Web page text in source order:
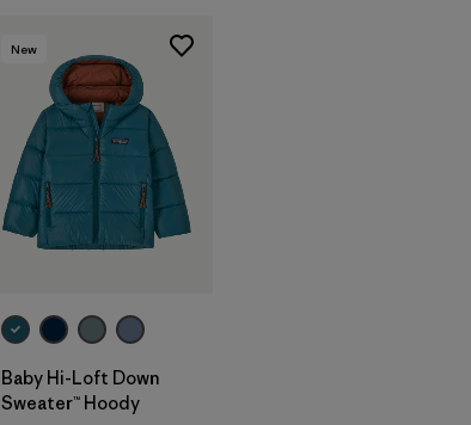
New
Baby Hi-Loft Down
Sweater™ Hoody